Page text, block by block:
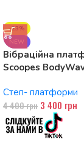
-23%
NEW
Вібраційна
Scoopes
Степ- платформи
4 400грн 3 400 грн